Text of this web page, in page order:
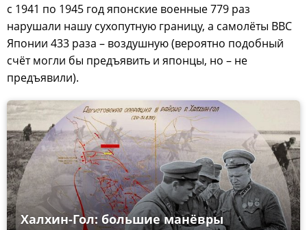
с 1941 по 1945 год японские военные 779 раз
нарушали нашу сухопутную границу, а самолёты ВВС
Японии 433 раза – воздушную (вероятно подобный
счёт могли бы предъявить и японцы, но – не
предъявили).
Халхин-Гол: большие манёвры